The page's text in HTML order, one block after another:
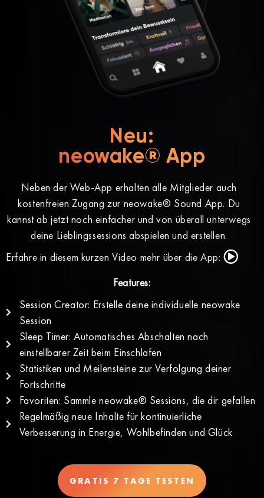
Neu:
neowake® App
Neben der Web-App erhalten alle Mitglieder auch
kostenfreien Zugang zur neowake® Sound App. Du
kannst ab jetzt noch einfacher und von überall unterwegs
deine Lieblingssessions abspielen und erstellen.
Erfahre in diesem kurzen Video mehr über die App:
Features:
Session Creator: Erstelle deine individuelle neowake
Session
Sleep Timer: Automatisches Abschalten nach
einstellbarer Zeit beim Einschlafen
Statistiken und Meilensteine zur Verfolgung deiner
Fortschritte
Favoriten: Sammle neowake® Sessions, die dir gefallen
Regelmäßig neue Inhalte für kontinuierliche
Verbesserung in Energie, Wohlbefinden und Glück
GRATIS 7 TAGE TESTEN